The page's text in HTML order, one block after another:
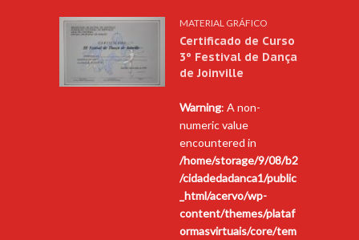
MATERIAL GRÁFICO
Certificado de Curso
3º Festival de Dança
de Joinville
Warning: A non-
numeric value
encountered in
/home/storage/9/08/b2
/cidadedadanca1/public
_html/acervo/wp-
content/themes/plataf
ormasvirtuais/core/tem